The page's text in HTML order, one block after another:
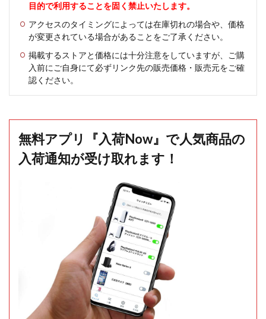
目的で利用することを固く禁止いたします。
アクセスのタイミングによっては在庫切れの場合や、価格
が変更されている場合があることをご了承ください。
掲載するストアと価格には十分注意をしていますが、ご購
入前にご自身にて必ずリンク先の販売価格・販売元をご確
認ください。
無料アプリ『入荷Now』で人気商品の
入荷通知が受け取れます！